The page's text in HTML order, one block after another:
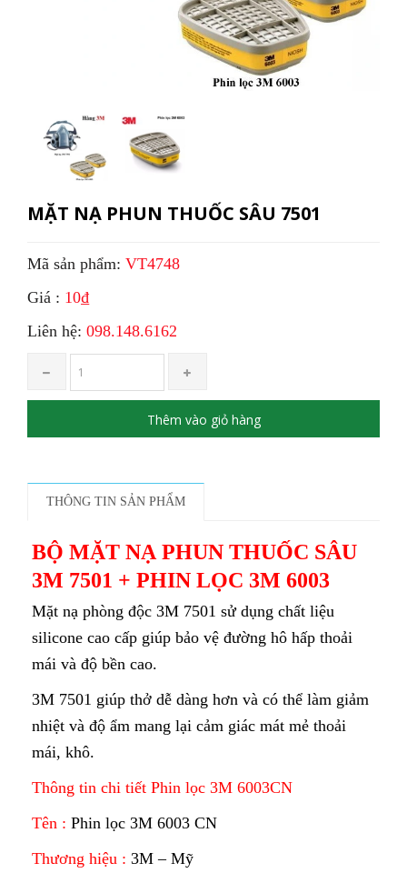
MẶT NẠ PHUN THUỐC SÂU 7501
Mã sản phẩm: VT4748
Giá : 10₫
Liên hệ: 098.148.6162
Thêm vào giỏ hàng
THÔNG TIN SẢN PHẨM
BỘ MẶT NẠ PHUN THUỐC SÂU
3M 7501 + PHIN LỌC 3M 6003
Mặt nạ phòng độc 3M 7501 sử dụng chất liệu
silicone cao cấp giúp bảo vệ đường hô hấp thoải
mái và độ bền cao.
3M 7501 giúp thở dễ dàng hơn và có thể làm giảm
nhiệt và độ ẩm mang lại cảm giác mát mẻ thoải
mái, khô.
Thông tin chi tiết Phin lọc 3M 6003CN
Tên : Phin lọc 3M 6003 CN
Thương hiệu : 3M – Mỹ